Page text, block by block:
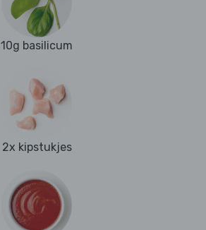
10g basilicum
2x kipstukjes